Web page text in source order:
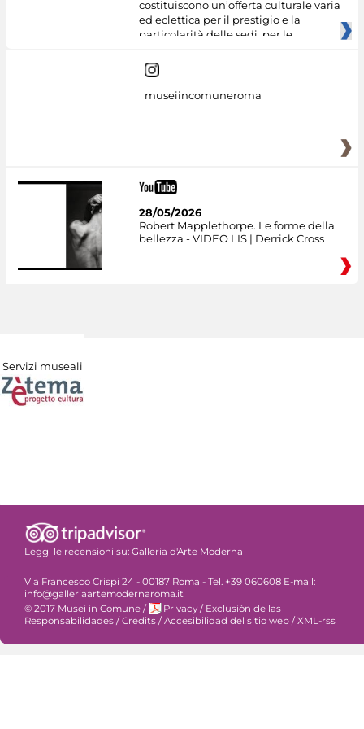
costituiscono un’offerta culturale varia
ed eclettica per il prestigio e la
particolarità delle sedi, per le
museiincomuneroma
28/05/2026
Robert Mapplethorpe. Le forme della
bellezza - VIDEO LIS | Derrick Cross
Servizi museali
Leggi le recensioni su: Galleria d'Arte Moderna
Via Francesco Crispi 24 - 00187 Roma - Tel. +39 060608 E-mail:
info@galleriaartemodernaroma.it
© 2017 Musei in Comune / Privacy / Exclusiòn de las
Responsabilidades / Credits / Accesibilidad del sitio web / XML-rss